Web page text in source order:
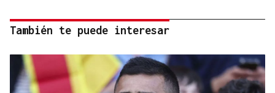
También te puede interesar